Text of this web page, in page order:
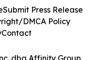
dba Affinity Group
Submit Press Release
DMCA Policy
Contact